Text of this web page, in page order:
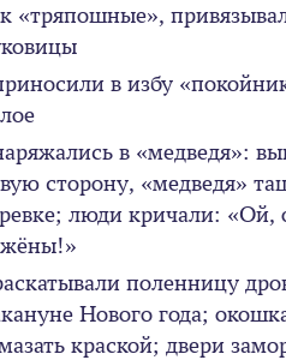
«тряпошные»,
в избу
в «медведя»:
сторону, «медведя»
люди кричали:
поленницу
Нового года;
краской; двери